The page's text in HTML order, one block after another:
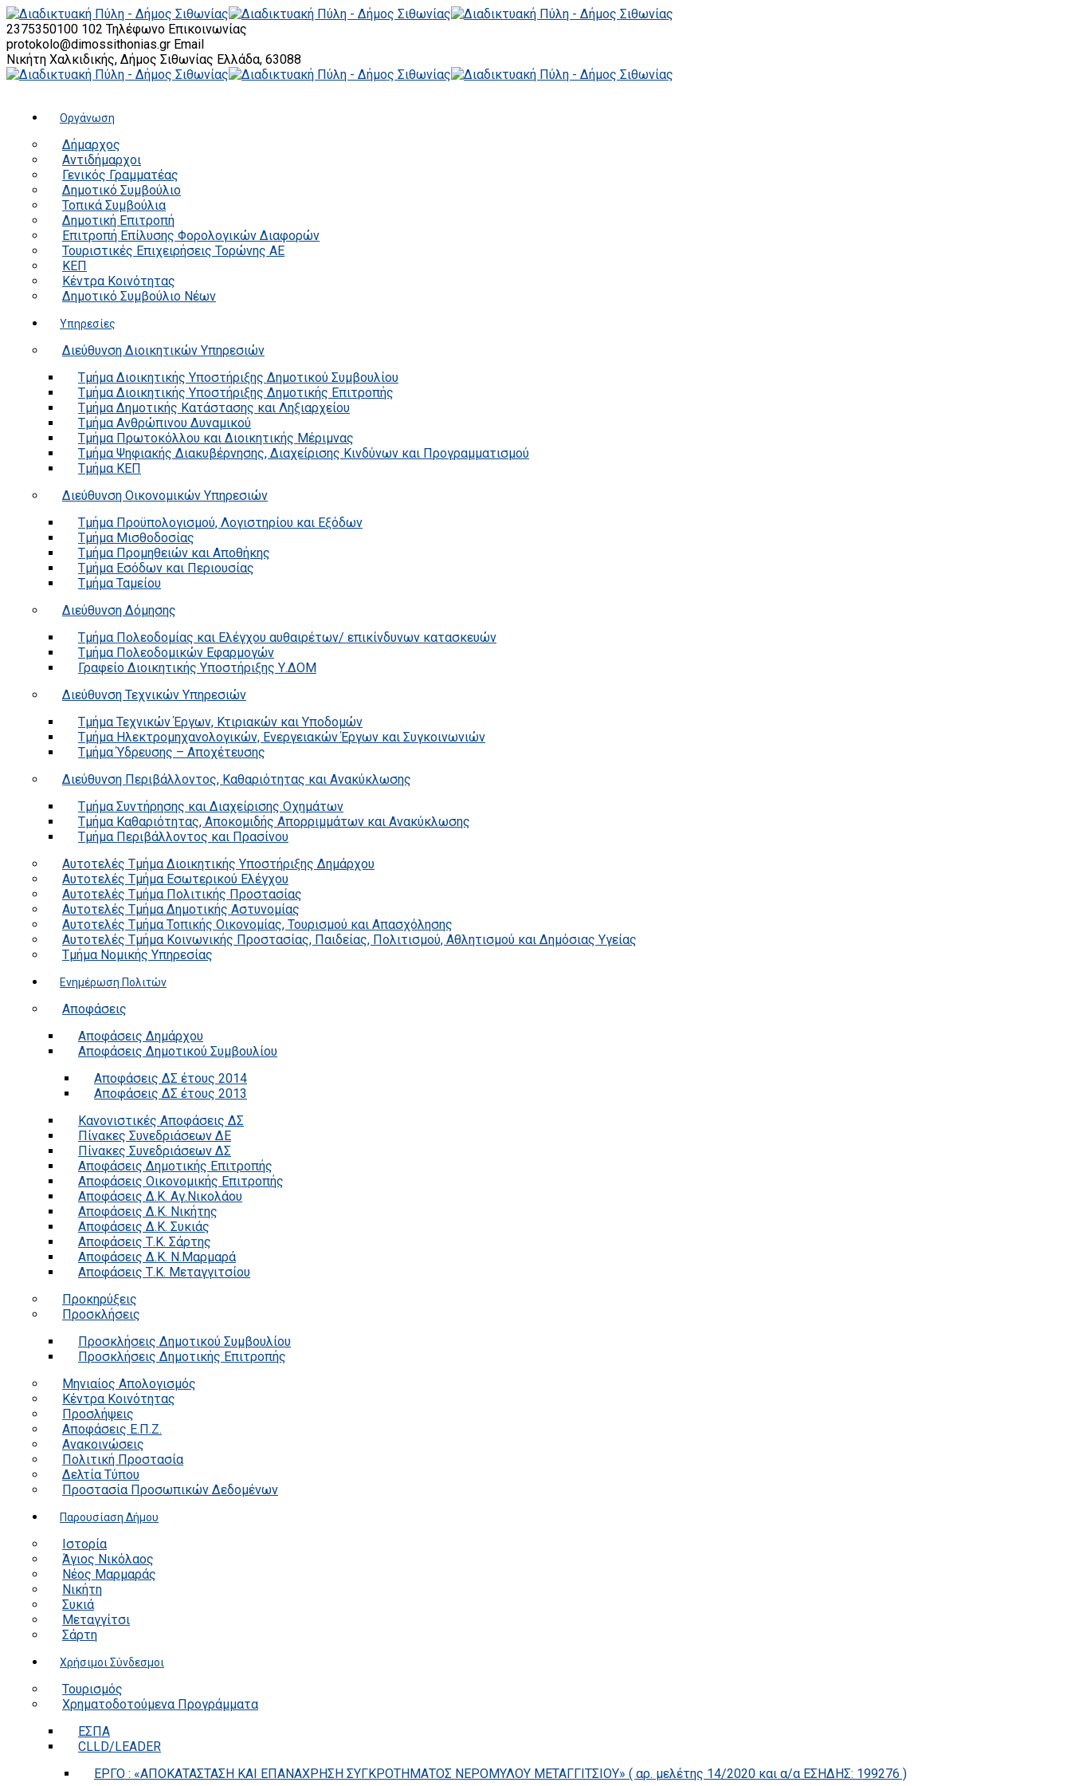
2375350100 102 Τηλέφωνο Επικοινωνίας
protokolo@dimossithonias.gr Email
Νικήτη Χαλκιδικής, Δήμος Σιθωνίας Ελλάδα, 63088
Οργάνωση
Δήμαρχος
Αντιδήμαρχοι
Γενικός Γραμματέας
Δημοτικό Συμβούλιο
Τοπικά Συμβούλια
Δημοτική Επιτροπή
Επιτροπή Επίλυσης Φορολογικών Διαφορών
Τουριστικές Επιχειρήσεις Τορώνης ΑΕ
ΚΕΠ
Κέντρα Κοινότητας
Δημοτικό Συμβούλιο Νέων
Υπηρεσίες
Διεύθυνση Διοικητικών Υπηρεσιών
Τμήμα Διοικητικής Υποστήριξης Δημοτικού Συμβουλίου
Τμήμα Διοικητικής Υποστήριξης Δημοτικής Επιτροπής
Τμήμα Δημοτικής Κατάστασης και Ληξιαρχείου
Τμήμα Ανθρώπινου Δυναμικού
Τμήμα Πρωτοκόλλου και Διοικητικής Μέριμνας
Τμήμα Ψηφιακής Διακυβέρνησης, Διαχείρισης Κινδύνων και Προγραμματισμού
Τμήμα ΚΕΠ
Διεύθυνση Οικονομικών Υπηρεσιών
Τμήμα Προϋπολογισμού, Λογιστηρίου και Εξόδων
Τμήμα Μισθοδοσίας
Τμήμα Προμηθειών και Αποθήκης
Τμήμα Εσόδων και Περιουσίας
Τμήμα Ταμείου
Διεύθυνση Δόμησης
Τμήμα Πολεοδομίας και Ελέγχου αυθαιρέτων/ επικίνδυνων κατασκευών
Τμήμα Πολεοδομικών Εφαρμογών
Γραφείο Διοικητικής Υποστήριξης Υ.ΔΟΜ
Διεύθυνση Τεχνικών Υπηρεσιών
Τμήμα Τεχνικών Έργων, Κτιριακών και Υποδομών
Τμήμα Ηλεκτρομηχανολογικών, Ενεργειακών Έργων και Συγκοινωνιών
Τμήμα Ύδρευσης – Αποχέτευσης
Διεύθυνση Περιβάλλοντος, Καθαριότητας και Ανακύκλωσης
Τμήμα Συντήρησης και Διαχείρισης Οχημάτων
Τμήμα Καθαριότητας, Αποκομιδής Απορριμμάτων και Ανακύκλωσης
Τμήμα Περιβάλλοντος και Πρασίνου
Αυτοτελές Τμήμα Διοικητικής Υποστήριξης Δημάρχου
Αυτοτελές Τμήμα Εσωτερικού Ελέγχου
Αυτοτελές Τμήμα Πολιτικής Προστασίας
Αυτοτελές Τμήμα Δημοτικής Αστυνομίας
Αυτοτελές Τμήμα Τοπικής Οικονομίας, Τουρισμού και Απασχόλησης
Αυτοτελές Τμήμα Κοινωνικής Προστασίας, Παιδείας, Πολιτισμού, Αθλητισμού και Δημόσιας Υγείας
Τμήμα Νομικής Υπηρεσίας
Ενημέρωση Πολιτών
Αποφάσεις
Αποφάσεις Δημάρχου
Αποφάσεις Δημοτικού Συμβουλίου
Αποφάσεις ΔΣ έτους 2014
Αποφάσεις ΔΣ έτους 2013
Κανονιστικές Αποφάσεις ΔΣ
Πίνακες Συνεδριάσεων ΔΕ
Πίνακες Συνεδριάσεων ΔΣ
Αποφάσεις Δημοτικής Επιτροπής
Αποφάσεις Οικονομικής Επιτροπής
Αποφάσεις Δ.Κ. Αγ.Νικολάου
Αποφάσεις Δ.Κ. Νικήτης
Αποφάσεις Δ.Κ. Συκιάς
Αποφάσεις Τ.Κ. Σάρτης
Αποφάσεις Δ.Κ. Ν.Μαρμαρά
Αποφάσεις Τ.Κ. Μεταγγιτσίου
Προκηρύξεις
Προσκλήσεις
Προσκλήσεις Δημοτικού Συμβουλίου
Προσκλήσεις Δημοτικής Επιτροπής
Μηνιαίος Απολογισμός
Κέντρα Κοινότητας
Προσλήψεις
Αποφάσεις Ε.Π.Ζ.
Ανακοινώσεις
Πολιτική Προστασία
Δελτία Τύπου
Προστασία Προσωπικών Δεδομένων
Παρουσίαση Δήμου
Ιστορία
Άγιος Νικόλαος
Νέος Μαρμαράς
Νικήτη
Συκιά
Μεταγγίτσι
Σάρτη
Χρήσιμοι Σύνδεσμοι
Τουρισμός
Χρηματοδοτούμενα Προγράμματα
ΕΣΠΑ
CLLD/LEADER
ΕΡΓΟ : «ΑΠΟΚΑΤΑΣΤΑΣΗ ΚΑΙ ΕΠΑΝΑΧΡΗΣΗ ΣΥΓΚΡΟΤΗΜΑΤΟΣ ΝΕΡΟΜΥΛΟΥ ΜΕΤΑΓΓΙΤΣΙΟΥ» ( αρ. μελέτης 14/2020 και α/α ΕΣΗΔΗΣ: 199276 )